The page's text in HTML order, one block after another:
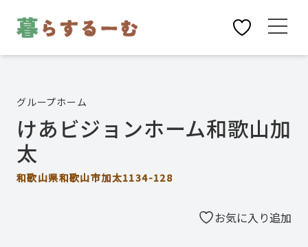
グループホーム
けあビジョンホーム和歌山加
太
和歌山県和歌山市加太1134-128
お気に入り追加